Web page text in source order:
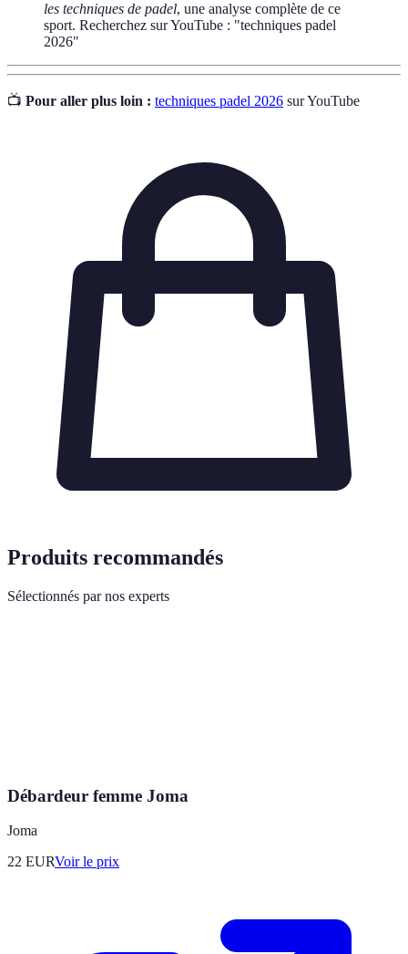
les techniques de padel, une analyse complète de ce
sport. Recherchez sur YouTube : "techniques padel
2026"
📺 Pour aller plus loin : techniques padel 2026 sur YouTube
Produits recommandés
Sélectionnés par nos experts
Débardeur femme Joma
Joma
22 EURVoir le prix